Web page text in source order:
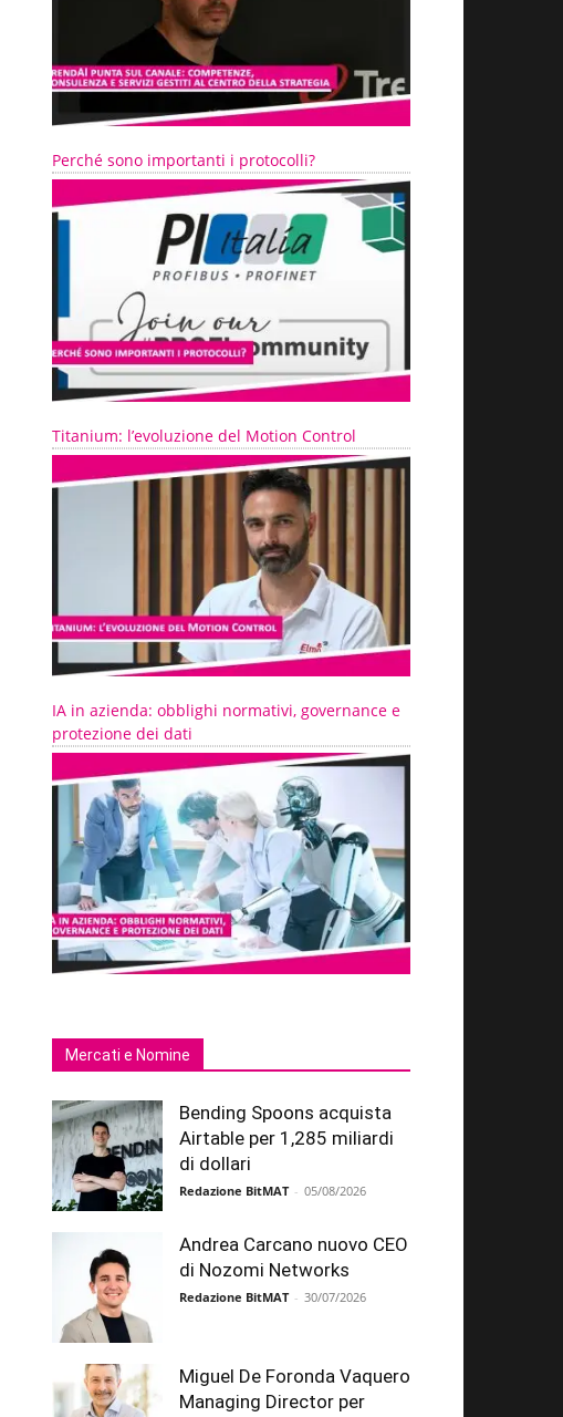
Perché sono importanti i protocolli?
Titanium: l’evoluzione del Motion Control
IA in azienda: obblighi normativi, governance e
protezione dei dati
Mercati e Nomine
Bending Spoons acquista
Airtable per 1,285 miliardi
di dollari
Redazione BitMAT - 05/08/2026
Andrea Carcano nuovo CEO
di Nozomi Networks
Redazione BitMAT - 30/07/2026
Miguel De Foronda Vaquero
Managing Director per